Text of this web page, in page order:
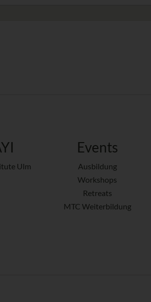
Ulm
Events
Ausbildung
Workshops
Retreats
MTC Weiterbildung